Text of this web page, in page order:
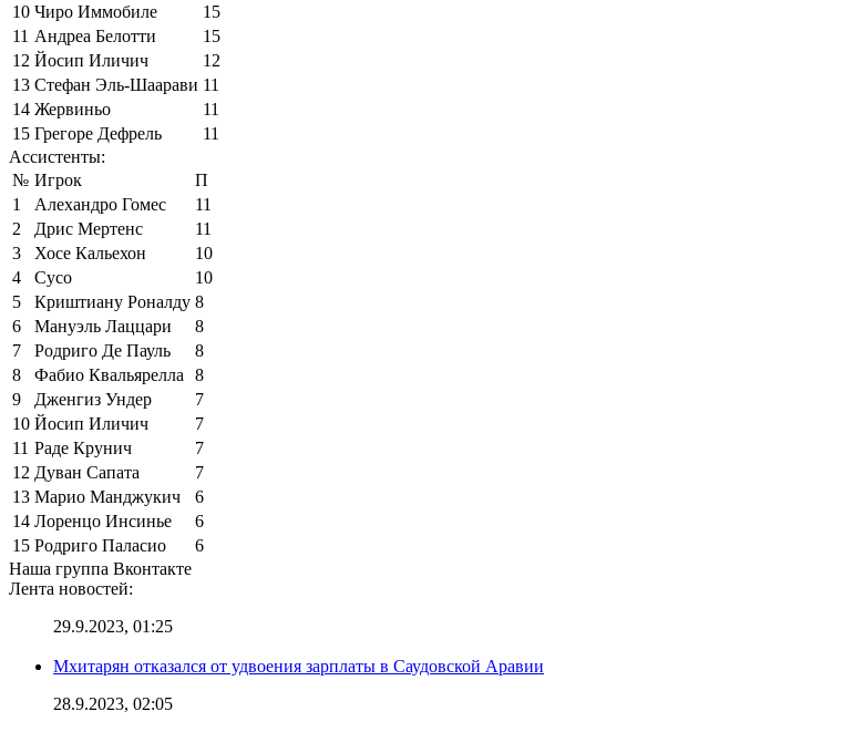
10 Чиро Иммобиле
15
11 Андреа Белотти
15
12 Йосип Иличич
12
13 Стефан Эль-Шаарави 11
14 Жервиньо
11
15 Грегоре Дефрель
11
Ассистенты:
№ Игрок
П
1
Алехандро Гомес
11
2
Дрис Мертенс
11
3
Хосе Кальехон
10
4
Сусо
10
5
Криштиану Роналду 8
6
Мануэль Лаццари
8
7
Родриго Де Пауль
8
8
Фабио Квальярелла
8
9
Дженгиз Ундер
7
10 Йосип Иличич
7
11 Раде Крунич
7
12 Дуван Сапата
7
13 Марио Манджукич
6
14 Лоренцо Инсинье
6
15 Родриго Паласио
6
Наша группа Вконтакте
Лента новостей:
29.9.2023, 01:25
Мхитарян отказался от удвоения зарплаты в Саудовской Аравии
28.9.2023, 02:05